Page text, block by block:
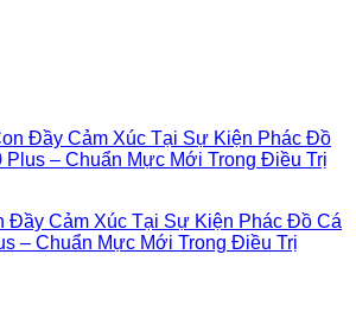
Đầy Cảm Xúc Tại Sự Kiện Phác Đồ Cá
– Chuẩn Mực Mới Trong Điều Trị